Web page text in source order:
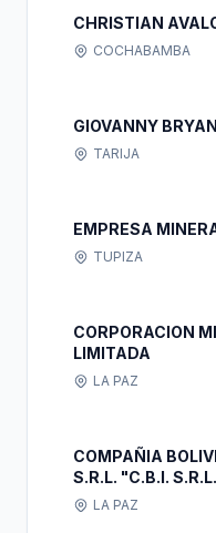
CHRISTIAN
COCHABAMBA
GIOVANNY
TARIJA
EMPRESA
TUPIZA
CORPORACION
LIMITADA
LA PAZ
COMPAÑIA
S.R.L. "C.B.I.
LA PAZ